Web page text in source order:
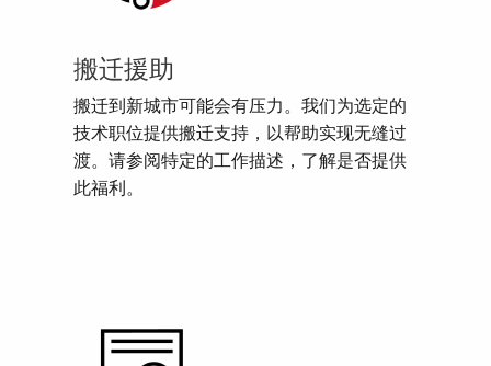
搬迁援助
搬迁到新城市可能会有压力。我们为选定的
技术职位提供搬迁支持，以帮助实现无缝过
渡。请参阅特定的工作描述，了解是否提供
此福利。